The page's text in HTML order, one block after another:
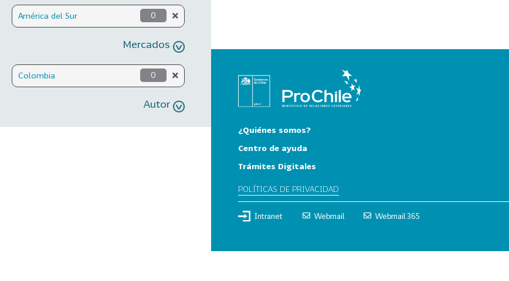
América del Sur 0
Mercados
Colombia 0
Autor
¿Quiénes somos?
Centro de ayuda
Trámites Digitales
POLÍTICAS DE PRIVACIDAD
Intranet Webmail Webmail 365